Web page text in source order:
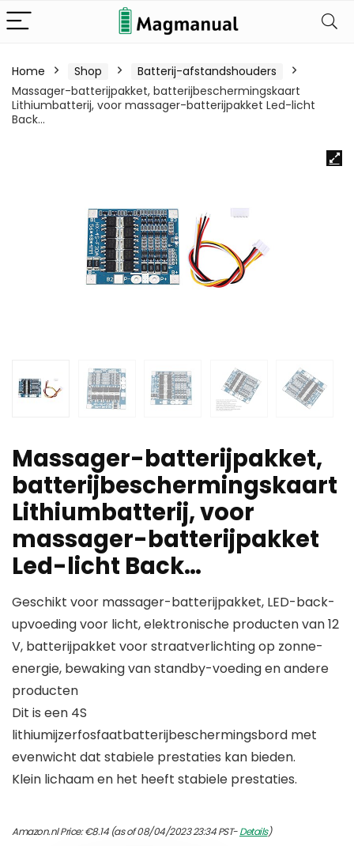
Home Shop
Batterij-afstandshouders
Massager-batterijpakket, batterijbeschermingskaart
Lithiumbatterij, voor massager-batterijpakket Led-licht
Back…
Massager-batterijpakket,
batterijbeschermingskaart
Lithiumbatterij, voor
massager-batterijpakket
Led-licht Back…
Geschikt voor massager-batterijpakket, LED-back-
upvoeding voor licht, elektronische producten van 12
V, batterijpakket voor straatverlichting op zonne-
energie, bewaking van standby-voeding en andere
producten
Dit is een 4S
lithiumijzerfosfaatbatterijbeschermingsbord met
evenwicht dat stabiele prestaties kan bieden.
Klein lichaam en het heeft stabiele prestaties.
Amazon.nl Price:€8.14(as of 08/04/2023 23:34 PST-Details)